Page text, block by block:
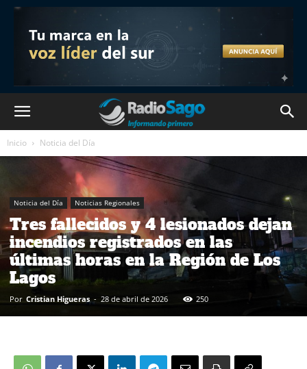
Inicio Noticia del Día
Noticia del Día Noticias Regionales
Tres fallecidos y 4 lesionados dejan
incendios registrados en las
últimas horas en la Región de Los
Lagos
Por Cristian Higueras - 28 de abril de 2026 250